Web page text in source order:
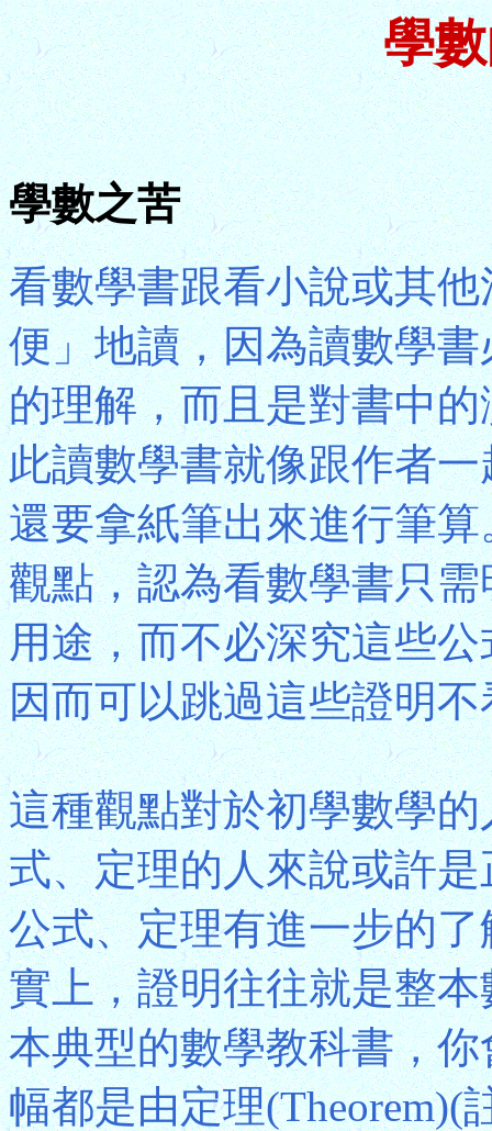
學
學數之苦
看數學書跟看小說或其
便」地讀，因為讀數學
的理解，而且是對書中
此讀數學書就像跟作者
還要拿紙筆出來進行筆
觀點，認為看數學書只
用途，而不必深究這些
因而可以跳過這些證明不
這種觀點對於初學數學
式、定理的人來說或許
公式、定理有進一步的
實上，證明往往就是整
本典型的數學教科書，
幅都是由定理(Theorem)(